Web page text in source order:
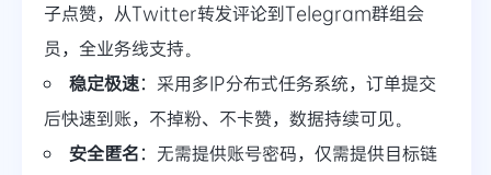
子点赞，从Twitter转发评论到Telegram群组会
员，全业务线支持。
稳定极速：采用多IP分布式任务系统，订单提交
后快速到账，不掉粉、不卡赞，数据持续可见。
安全匿名：无需提供账号密码，仅需提供目标链